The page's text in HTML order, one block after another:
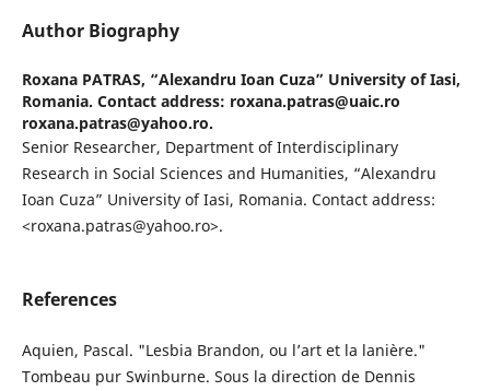
Author Biography
Roxana PATRAS, “Alexandru Ioan Cuza” University of Iasi,
Romania. Contact address: roxana.patras@uaic.ro
roxana.patras@yahoo.ro.
Senior Researcher, Department of Interdisciplinary
Research in Social Sciences and Humanities, “Alexandru
Ioan Cuza” University of Iasi, Romania. Contact address:
<roxana.patras@yahoo.ro>.
References
Aquien, Pascal. "Lesbia Brandon, ou l’art et la lanière."
Tombeau pur Swinburne. Sous la direction de Dennis